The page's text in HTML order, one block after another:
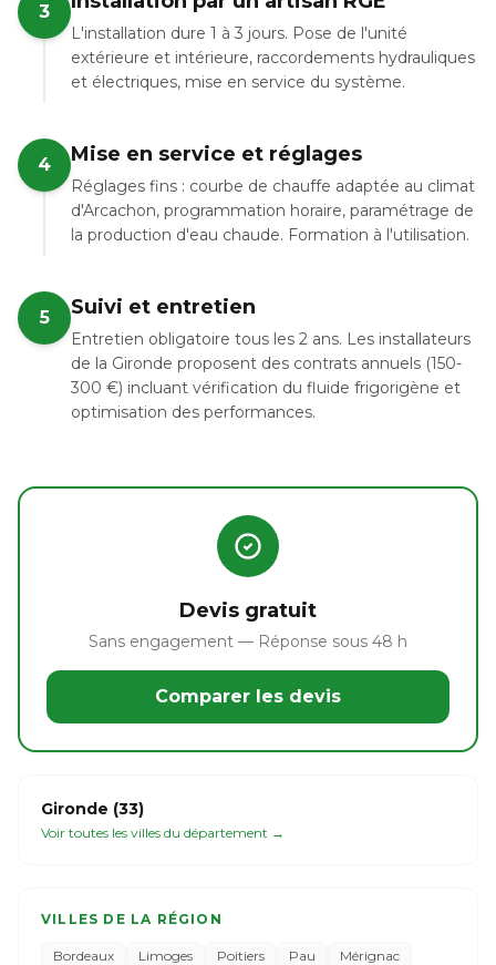
3
L'installation dure 1 à 3 jours. Pose de l'unité
extérieure et intérieure, raccordements hydrauliques
et électriques, mise en service du système.
4 Mise en service et réglages
Réglages fins : courbe de chauffe adaptée au climat
d'Arcachon, programmation horaire, paramétrage de
la production d'eau chaude. Formation à l'utilisation.
5 Suivi et entretien
Entretien obligatoire tous les 2 ans. Les installateurs
de la Gironde proposent des contrats annuels (150-
300 €) incluant vérification du fluide frigorigène et
optimisation des performances.
Devis gratuit
Sans engagement — Réponse sous 48 h
Comparer les devis
Gironde (33)
Voir toutes les villes du département →
VILLES DE LA RÉGION
Bordeaux Limoges Poitiers Pau Mérignac